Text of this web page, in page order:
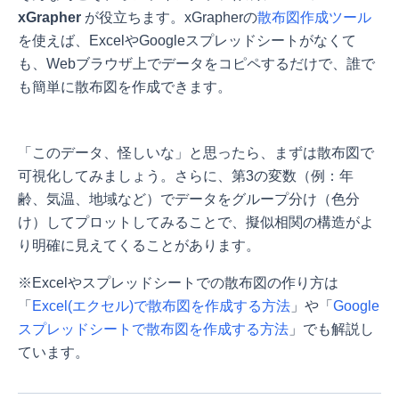
xGrapher が役立ちます。xGrapherの散布図作成ツール
を使えば、ExcelやGoogleスプレッドシートがなくて
も、Webブラウザ上でデータをコピペするだけで、誰で
も簡単に散布図を作成できます。
「このデータ、怪しいな」と思ったら、まずは散布図で
可視化してみましょう。さらに、第3の変数（例：年
齢、気温、地域など）でデータをグループ分け（色分
け）してプロットしてみることで、擬似相関の構造がよ
り明確に見えてくることがあります。
※Excelやスプレッドシートでの散布図の作り方は
「 Excel(エクセル)で散布図を作成する方法 」や「 Google
スプレッドシートで散布図を作成する方法 」でも解説し
ています。